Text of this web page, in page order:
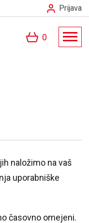
Prijava
0
naložimo na vaš
uporabniške
časovno omejeni.